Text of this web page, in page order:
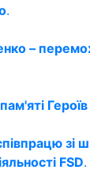
.
–
зі
FSD.